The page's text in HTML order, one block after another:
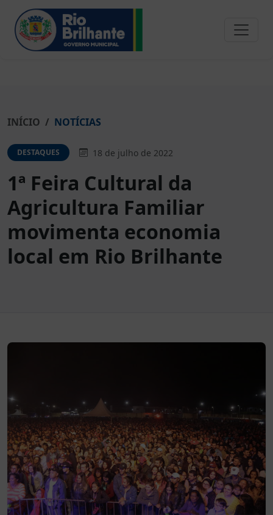
INÍCIO NOTÍCIAS
DESTAQUES 18 de julho de 2022
1ª Feira Cultural da
Agricultura Familiar
movimenta economia
local em Rio Brilhante